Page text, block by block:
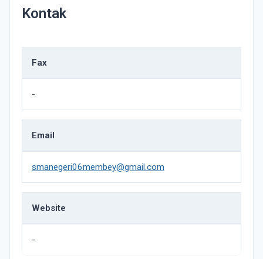
Kontak
Fax
-
Email
smanegeri06membey@gmail.com
Website
-